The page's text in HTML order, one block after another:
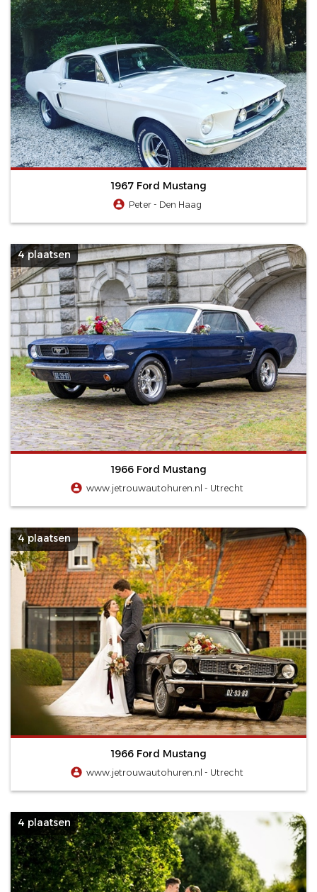
1967 Ford Mustang
Peter - Den Haag
4 plaatsen
1966 Ford Mustang
www.jetrouwautohuren.nl - Utrecht
4 plaatsen
1966 Ford Mustang
www.jetrouwautohuren.nl - Utrecht
4 plaatsen